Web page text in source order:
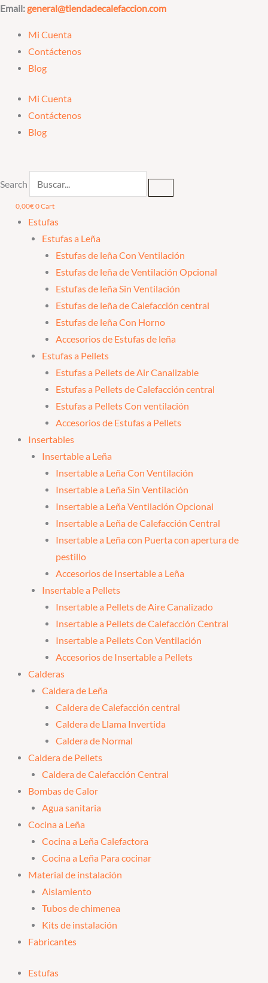
Ir
contenido
Email:general@tiendadecalefaccion.com
Mi Cuenta
Contáctenos
Blog
Mi Cuenta
Contáctenos
Blog
Search
0,00€0Cart
Estufas
Estufas a Leña
Estufas de leña Con Ventilación
Estufas de leña de Ventilación Opcional
Estufas de leña Sin Ventilación
Estufas de leña de Calefacción central
Estufas de leña Con Horno
Accesorios de Estufas de leña
Estufas a Pellets
Estufas a Pellets de Air Canalizable
Estufas a Pellets de Calefacción central
Estufas a Pellets Con ventilación
Accesorios de Estufas a Pellets
Insertables
Insertable a Leña
Insertable a Leña Con Ventilación
Insertable a Leña Sin Ventilación
Insertable a Leña Ventilación Opcional
Insertable a Leña de Calefacción Central
Insertable a Leña con Puerta con apertura de
pestillo
Accesorios de Insertable a Leña
Insertable a Pellets
Insertable a Pellets de Aire Canalizado
Insertable a Pellets de Calefacción Central
Insertable a Pellets Con Ventilación
Accesorios de Insertable a Pellets
Calderas
Caldera de Leña
Caldera de Calefacción central
Caldera de Llama Invertida
Caldera de Normal
Caldera de Pellets
Caldera de Calefacción Central
Bombas de Calor
Agua sanitaria
Cocina a Leña
Cocina a Leña Calefactora
Cocina a Leña Para cocinar
Material de instalación
Aislamiento
Tubos de chimenea
Kits de instalación
Fabricantes
Estufas